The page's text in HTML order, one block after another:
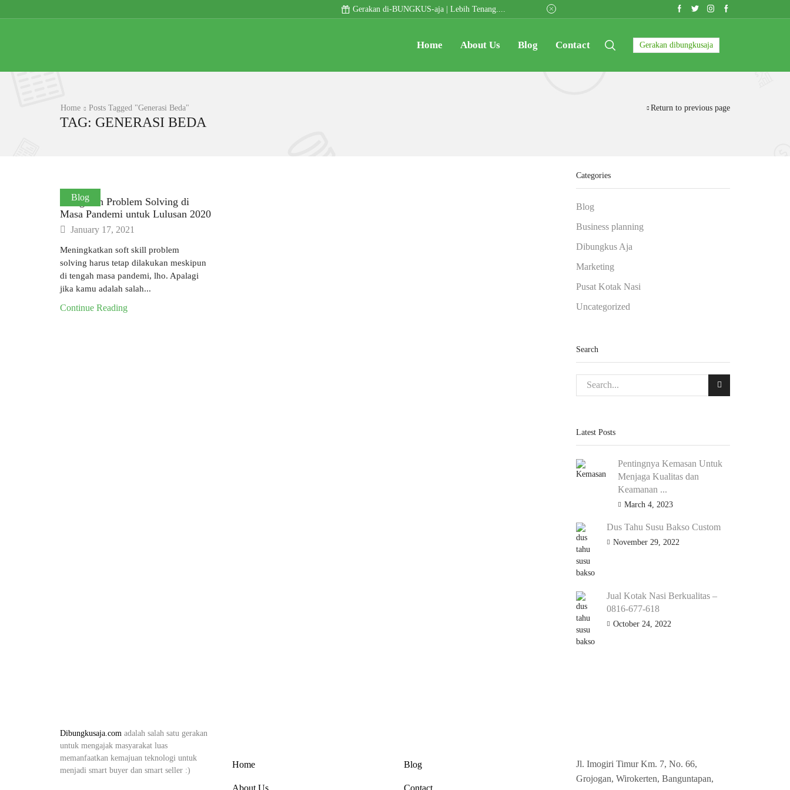
Gerakan di-BUNGKUS-aja | Lebih Tenang.... Cara Praktis bagi Penjual & Pembeli
Home About Us Blog Contact Gerakan dibungkusaja
Return to previous page
Home Posts Tagged "Generasi Beda"
TAG: GENERASI BEDA
Blog
Mengasah Problem Solving di
Masa Pandemi untuk Lulusan 2020
January 17, 2021
Meningkatkan soft skill problem
solving harus tetap dilakukan meskipun
di tengah masa pandemi, lho. Apalagi
jika kamu adalah salah...
Continue Reading
Categories
Blog
Business planning
Dibungkus Aja
Marketing
Pusat Kotak Nasi
Uncategorized
Search
Latest Posts
Pentingnya Kemasan Untuk
Menjaga Kualitas dan
Keamanan ...
March 4, 2023
Dus Tahu Susu Bakso Custom
November 29, 2022
Jual Kotak Nasi Berkualitas –
0816-677-618
October 24, 2022
Dibungkusaja.com adalah salah satu gerakan
untuk mengajak masyarakat luas
memanfaatkan kemajuan teknologi untuk
menjadi smart buyer dan smart seller :)
Home
About Us
Blog
Contact
Jl. Imogiri Timur Km. 7, No. 66,
Grojogan, Wirokerten, Banguntapan,